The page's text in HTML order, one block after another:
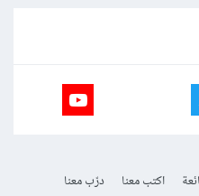
اكتب معنا
درّب معنا